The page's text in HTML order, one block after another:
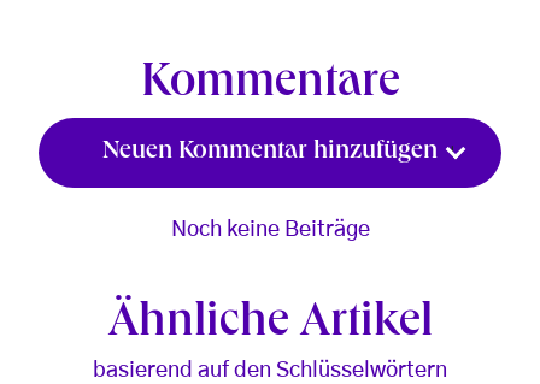
Kommentare
Neuen Kommentar hinzufügen
Noch keine Beiträge
Ähnliche Artikel
basierend auf den Schlüsselwörtern